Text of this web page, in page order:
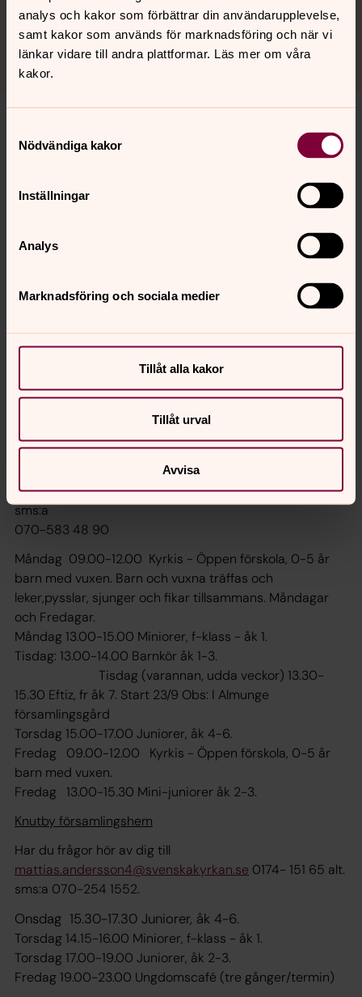
analys och kakor som förbättrar din användarupplevelse,
samt kakor som används för marknadsföring och när vi
länkar vidare till andra plattformar. Läs mer om våra
kakor.
Nödvändiga kakor
Inställningar
Analys
Marknadsföring och sociala medier
Tillåt alla kakor
Tillåt urval
Avvisa
Glädjande nog är det många barn som vill vara med i
våra grupper. För Kyrkis - Öppen förskola har vi ingen
anmälan, men däremot i övriga grupper.
anette.wahlstrom@svenskakyrkan.se
Knutbys
mattias.andersson4@svenskakyrkan.se, 0174-151 65 alt.
Almunge församlingsgård
Har du frågor hör av dig till
anette.wahlstrom@svenskakyrkan.se, 0174-151 54 alt.
sms:a
070-583 48 90
Måndag 09.00-12.00 Kyrkis - Öppen förskola, 0-5 år
barn med vuxen. Barn och vuxna träffas och
leker,pysslar, sjunger och fikar tillsammans. Måndagar
och Fredagar.
Måndag 13.00-15.00 Miniorer, f-klass - åk 1.
Tisdag: 13.00-14.00 Barnkör åk 1-3.
Tisdag (varannan, udda veckor) 13.30-
15.30 Eftiz, fr åk 7. Start 23/9 Obs: I Almunge
församlingsgård
Torsdag 15.00-17.00 Juniorer, åk 4-6.
Fredag 09.00-12.00 Kyrkis - Öppen förskola, 0-5 år
barn med vuxen.
Fredag 13.00-15.30 Mini-juniorer åk 2-3.
Knutby församlingshem
Har du frågor hör av dig till
mattias.andersson4@svenskakyrkan.se 0174- 151 65 alt.
sms:a 070-254 1552.
Onsdag 15.30-17.30 Juniorer, åk 4-6.
Torsdag 14.15-16.00 Miniorer, f-klass - åk 1.
Torsdag 17.00-19.00 Juniorer, åk 2-3.
Fredag 19.00-23.00 Ungdomscafé (tre gånger/termin)